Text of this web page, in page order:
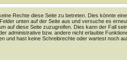
Rechte diese Seite zu betreten. Dies könnte
unten auf der Seite aus und versuche es
auf diese Seite zuzugreifen. Dies kann der Fall
administrative bzw. andere nicht erlaubte
und hast keine Schreibrechte oder wartest noch